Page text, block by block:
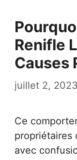
Renifle
Causes
juillet 2, 2023
Ce
propriétaires
avec